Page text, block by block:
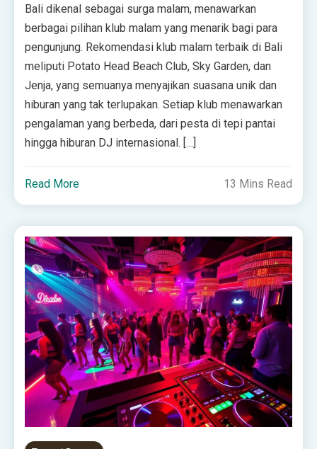
Bali dikenal sebagai surga malam, menawarkan
berbagai pilihan klub malam yang menarik bagi para
pengunjung. Rekomendasi klub malam terbaik di Bali
meliputi Potato Head Beach Club, Sky Garden, dan
Jenja, yang semuanya menyajikan suasana unik dan
hiburan yang tak terlupakan. Setiap klub menawarkan
pengalaman yang berbeda, dari pesta di tepi pantai
hingga hiburan DJ internasional. […]
Read More 13 Mins Read